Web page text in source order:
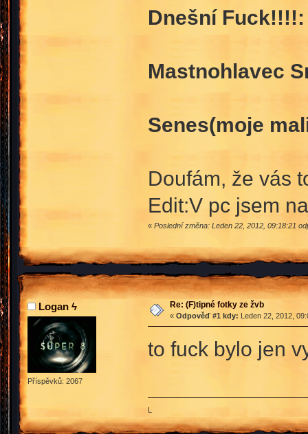
Dnešní Fuck!!!!:
Mastnohlavec
Senes(moje
Doufám, že vás
Edit:V pc jsem
« Poslední změna: Leden 22, 2012, 09:18:21
Logan ϟ
Příspěvků: 2067
Re: (F)tipné fotky ze žvb
« Odpověď #1 kdy: Leden 22, 2012,
to fuck bylo jen
L